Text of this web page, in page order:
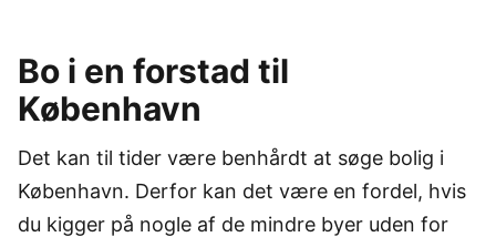
Bo i en forstad til
København
Det kan til tider være benhårdt at søge bolig i
København. Derfor kan det være en fordel, hvis
du kigger på nogle af de mindre byer uden for